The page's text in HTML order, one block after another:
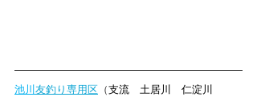
池川 友釣り専用区 （支流　土居川　仁淀川